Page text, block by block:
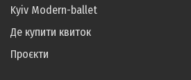
Kyiv Modern-ballet
Де купити квиток
Проєкти